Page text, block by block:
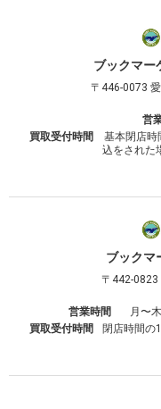
ブックマー
〒446-0073
営
買取受付時間
基本閉店
込をされた
ブックマ
〒442-0823
営業時間
月〜
買取受付時間
閉店時間の